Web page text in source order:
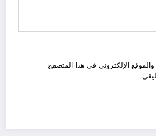
الإلكتروني في هذا المتصفح